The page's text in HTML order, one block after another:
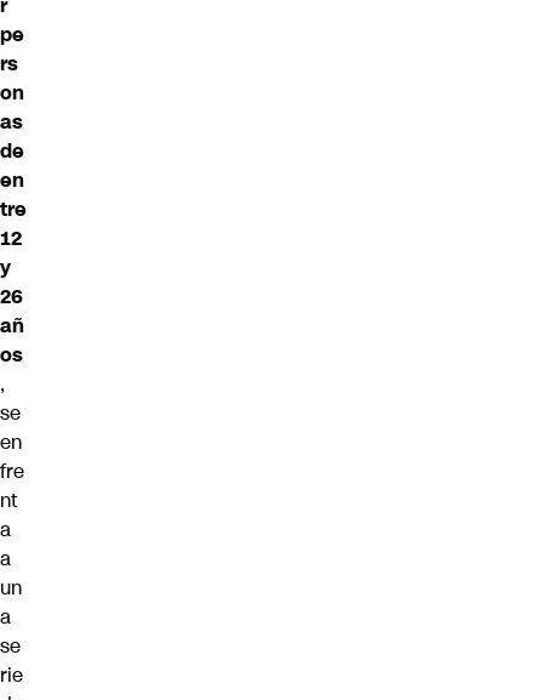
pe
rs
on
as
de
en
tre
12
y
26
añ
os
,
se
en
fre
nt
a
a
un
a
se
rie